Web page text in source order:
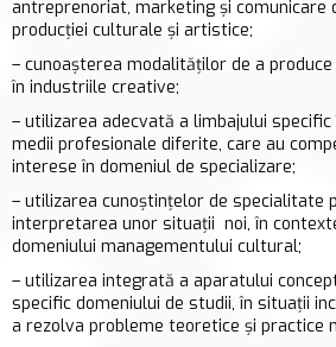
antreprenoriat, marketing și comunicare
producției culturale și artistice;
– cunoaşterea modalităţilor de a
în industriile creative;
– utilizarea adecvată a limbajului specific
medii profesionale diferite, care au
interese în domeniul de specializare;
– utilizarea cunoştinţelor de specialitate
interpretarea unor situaţii noi, în
domeniului managementului cultural;
– utilizarea integrată a aparatului
specific domeniului de studii, în situaţii
a rezolva probleme teoretice şi practice